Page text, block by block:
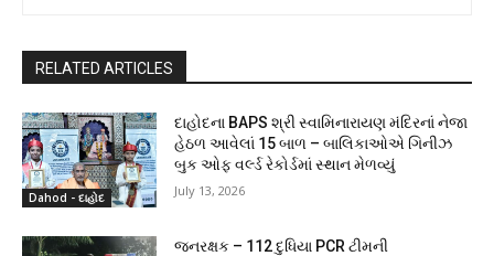
RELATED ARTICLES
Dahod - દાહોદ
દાહોદના BAPS શ્રી સ્વામિનારાયણ મંદિરનાં નેજા
હેઠળ આવેલાં 15 બાળ – બાલિકાઓએ ગિનીઝ
બુક ઓફ વર્લ્ડ રેકોર્ડમાં સ્થાન મેળવ્યું
July 13, 2026
જનરક્ષક – 112 દુધિયા PCR ટીમની